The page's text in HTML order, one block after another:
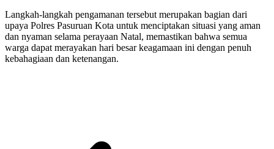
Langkah-langkah pengamanan tersebut merupakan bagian dari
upaya Polres Pasuruan Kota untuk menciptakan situasi yang aman
dan nyaman selama perayaan Natal, memastikan bahwa semua
warga dapat merayakan hari besar keagamaan ini dengan penuh
kebahagiaan dan ketenangan.